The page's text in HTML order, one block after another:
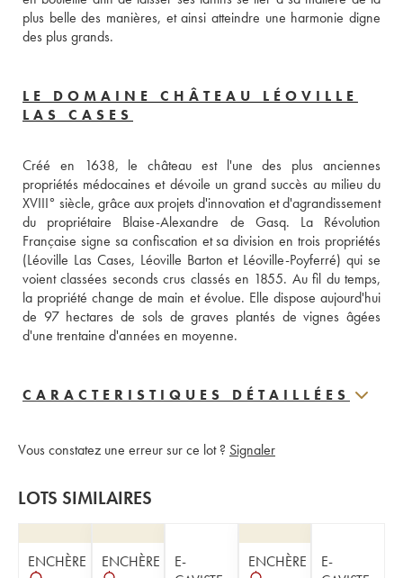
plus belle des manières, et ainsi atteindre une harmonie digne
LE DOMAINE CHÂTEAU LÉOVILLE
LAS CASES
Créé en 1638, le château est l'une des plus anciennes
propriétés médocaines et dévoile un grand succès au milieu du
XVIII° siècle, grâce aux projets d'innovation et d'agrandissement
du propriétaire Blaise-Alexandre de Gasq. La Révolution
Française signe sa confiscation et sa division en trois propriétés
(Léoville Las Cases, Léoville Barton et Léoville-Poyferré) qui se
voient classées seconds crus classés en 1855. Au fil du temps,
la propriété change de main et évolue. Elle dispose aujourd'hui
de 97 hectares de sols de graves plantés de vignes âgées
d'une trentaine d'années en moyenne.
CARACTERISTIQUES DÉTAILLÉES
Vous constatez une erreur sur ce lot ? Signaler
LOTS SIMILAIRES
ENCHÈRE ENCHÈRE
E-
ENCHÈRE
E-